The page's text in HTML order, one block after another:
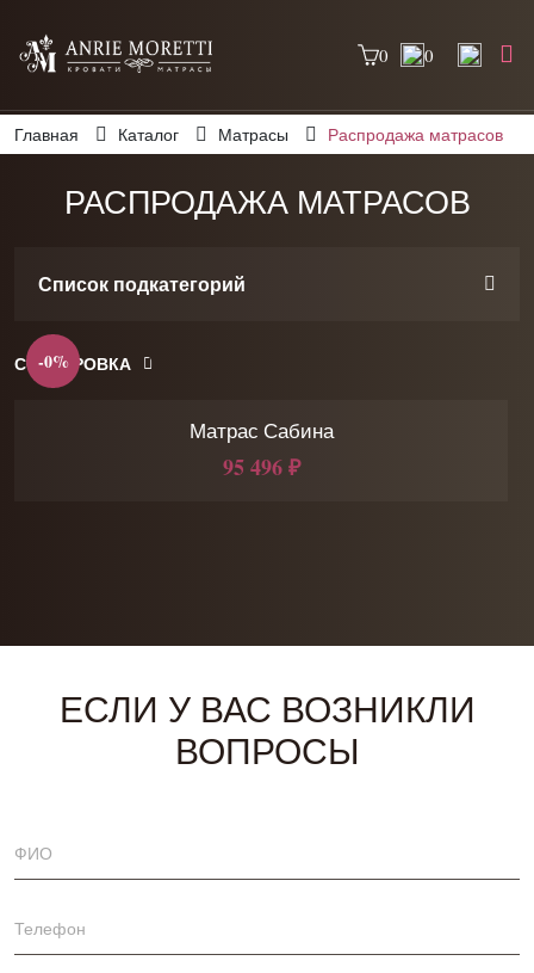
0 0
Главная Каталог Матрасы Распродажа матрасов
РАСПРОДАЖА МАТРАСОВ
Список подкатегорий
СОРТИРОВКА
-0%
Матрас Сабина
95 496 ₽
ЕСЛИ У ВАС ВОЗНИКЛИ
ВОПРОСЫ